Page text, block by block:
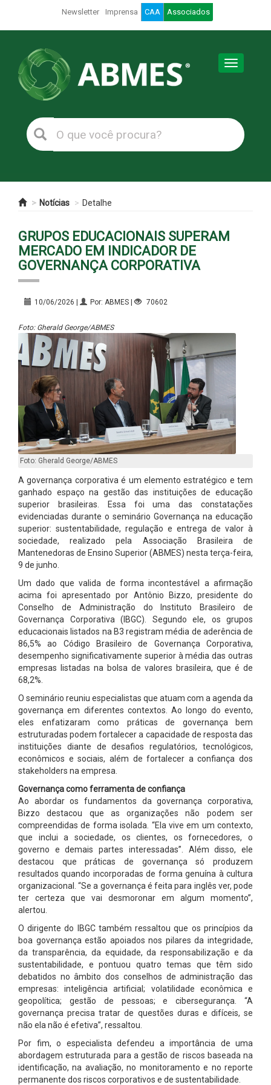
Newsletter Imprensa CAA Associados
Toggle
Notícias Detalhe
GRUPOS EDUCACIONAIS SUPERAM
MERCADO EM INDICADOR DE
GOVERNANÇA CORPORATIVA
10/06/2026 | Por: ABMES | 70602
Foto: Gherald George/ABMES
Foto: Gherald George/ABMES
A governança corporativa é um elemento estratégico e tem
ganhado espaço na gestão das instituições de educação
superior brasileiras. Essa foi uma das constatações
evidenciadas durante o seminário Governança na educação
superior: sustentabilidade, regulação e entrega de valor à
sociedade, realizado pela Associação Brasileira de
Mantenedoras de Ensino Superior (ABMES) nesta terça-feira,
9 de junho.
Um dado que valida de forma incontestável a afirmação
acima foi apresentado por Antônio Bizzo, presidente do
Conselho de Administração do Instituto Brasileiro de
Governança Corporativa (IBGC). Segundo ele, os grupos
educacionais listados na B3 registram média de aderência de
86,5% ao Código Brasileiro de Governança Corporativa,
desempenho significativamente superior à média das outras
empresas listadas na bolsa de valores brasileira, que é de
68,2%.
O seminário reuniu especialistas que atuam com a agenda da
governança em diferentes contextos. Ao longo do evento,
eles enfatizaram como práticas de governança bem
estruturadas podem fortalecer a capacidade de resposta das
instituições diante de desafios regulatórios, tecnológicos,
econômicos e sociais, além de fortalecer a confiança dos
stakeholders na empresa.
Governança como ferramenta de confiança
Ao abordar os fundamentos da governança corporativa,
Bizzo destacou que as organizações não podem ser
compreendidas de forma isolada. “Ela vive em um contexto,
que inclui a sociedade, os clientes, os fornecedores, o
governo e demais partes interessadas”. Além disso, ele
destacou que práticas de governança só produzem
resultados quando incorporadas de forma genuína à cultura
organizacional. “Se a governança é feita para inglês ver, pode
ter certeza que vai desmoronar em algum momento”,
alertou.
O dirigente do IBGC também ressaltou que os princípios da
boa governança estão apoiados nos pilares da integridade,
da transparência, da equidade, da responsabilização e da
sustentabilidade, e pontuou quatro temas que têm sido
debatidos no âmbito dos conselhos de administração das
empresas: inteligência artificial; volatilidade econômica e
geopolítica; gestão de pessoas; e cibersegurança. “A
governança precisa tratar de questões duras e difíceis, se
não ela não é efetiva”, ressaltou.
Por fim, o especialista defendeu a importância de uma
abordagem estruturada para a gestão de riscos baseada na
identificação, na avaliação, no monitoramento e no reporte
permanente dos riscos corporativos e de sustentabilidade.